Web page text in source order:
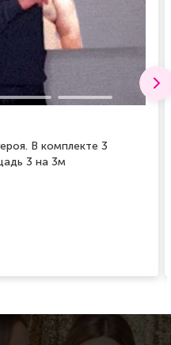
В комплекте 3
3 на 3м